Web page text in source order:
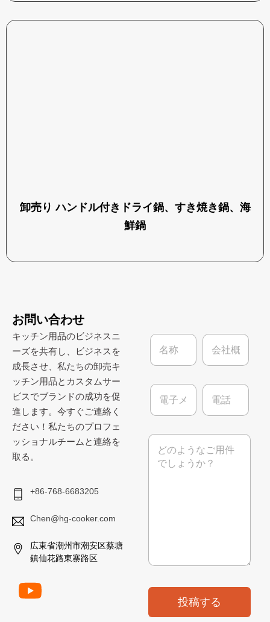
卸売り ハンドル付きドライ鍋、すき焼き鍋、海
鮮鍋
お問い合わせ
キッチン用品のビジネスニ
ーズを共有し、ビジネスを
成長させ、私たちの卸売キ
ッチン用品とカスタムサー
ビスでブランドの成功を促
進します。今すぐご連絡く
ださい！私たちのプロフェ
ッショナルチームと連絡を
取る。
+86-768-6683205
Chen@hg-cooker.com
広東省潮州市潮安区蔡塘
鎮仙花路東寨路区
名
*
会
概
電
メ
ル
電
メ
投稿する